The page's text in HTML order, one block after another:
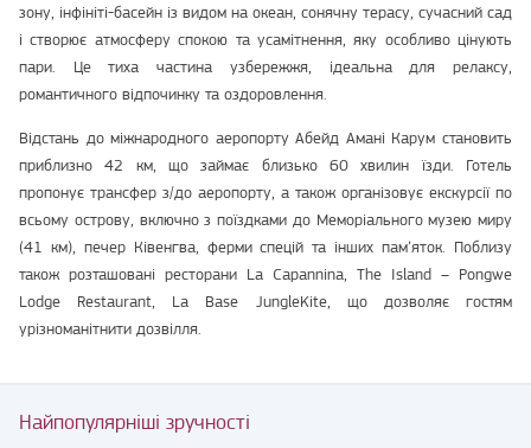
зону, інфініті-басейн із видом на океан, сонячну терасу, сучасний сад
і створює атмосферу спокою та усамітнення, яку особливо цінують
пари. Це тиха частина узбережжя, ідеальна для релаксу,
романтичного відпочинку та оздоровлення.
Відстань до міжнародного аеропорту Абейд Амані Карум становить
приблизно 42 км, що займає близько 60 хвилин їзди. Готель
пропонує трансфер з/до аеропорту, а також організовує екскурсії по
всьому острову, включно з поїздками до Меморіального музею миру
(41 км), печер Ківенгва, ферми спецій та інших пам’яток. Поблизу
також розташовані ресторани La Capannina, The Island – Pongwe
Lodge Restaurant, La Base JungleKite, що дозволяє гостям
урізноманітнити дозвілля.
Найпопулярніші зручності